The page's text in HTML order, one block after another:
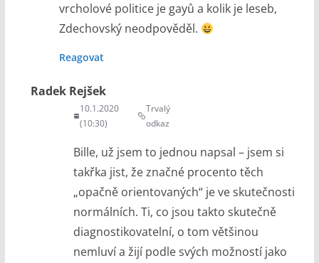
vrcholové politice je gayů a kolik je leseb,
Zdechovský neodpověděl.
Reagovat
Radek Rejšek
10.1.2020
(10:30)
Trvalý
odkaz
Bille, už jsem to jednou napsal – jsem si
takřka jist, že značné procento těch
„opačně orientovaných“ je ve skutečnosti
normálních. Ti, co jsou takto skutečně
diagnostikovatelní, o tom většinou
nemluví a žijí podle svých možností jako